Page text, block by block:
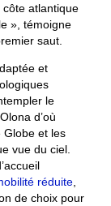
atlantique
», témoigne
saut.
et
le
d’où
Globe et les
vue du ciel.
réduite,
de choix pour